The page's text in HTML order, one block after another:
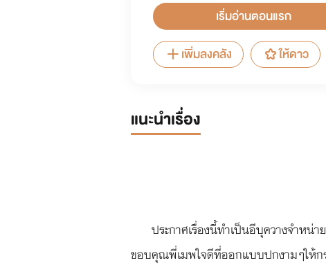
เริ่มอ่านตอนแรก
เพิ่มลงคลัง
ให้ดาว
แนะนำเรื่อง
ประกาศเรื่องนี้ทำเป็นอีบุควางจำห
ขอบคุณพี่เมพใจดีที่ออกแบบปกงามๆให้ก